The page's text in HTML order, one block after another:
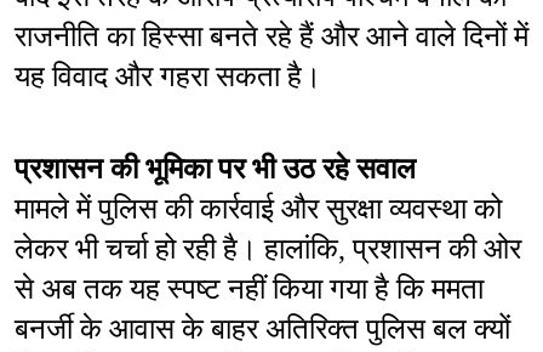
राजनीति का हिस्सा बनते रहे हैं और आने वाले दिनों में
यह विवाद और गहरा सकता है।
प्रशासन की भूमिका पर भी उठ रहे सवाल
मामले में पुलिस की कार्रवाई और सुरक्षा व्यवस्था को
लेकर भी चर्चा हो रही है। हालांकि, प्रशासन की ओर
से अब तक यह स्पष्ट नहीं किया गया है कि ममता
बनर्जी के आवास के बाहर अतिरिक्त पुलिस बल क्यों